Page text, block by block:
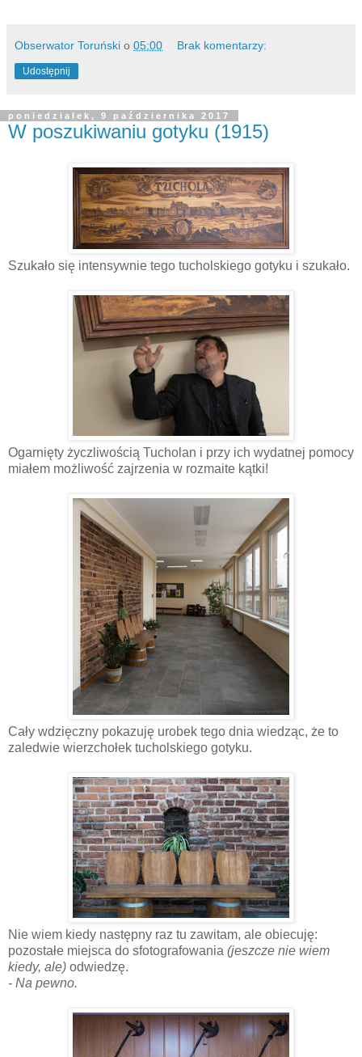
Obserwator Toruński o 05:00 Brak komentarzy:
Udostępnij
poniedziałek, 9 października 2017
W poszukiwaniu gotyku (1915)
Szukało się intensywnie tego tucholskiego gotyku i szukało.
Ogarnięty życzliwością Tucholan i przy ich wydatnej pomocy
miałem możliwość zajrzenia w rozmaite kątki!
Cały wdzięczny pokazuję urobek tego dnia wiedząc, że to
zaledwie wierzchołek tucholskiego gotyku.
Nie wiem kiedy następny raz tu zawitam, ale obiecuję:
pozostałe miejsca do sfotografowania (jeszcze nie wiem
kiedy, ale) odwiedzę.
- Na pewno.